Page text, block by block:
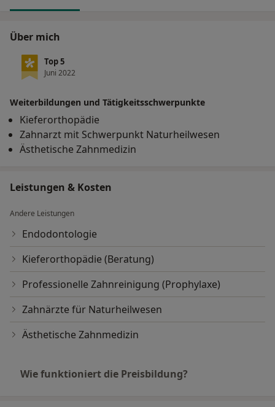
Über mich
Top 5
Juni 2022
Weiterbildungen und Tätigkeitsschwerpunkte
Kieferorthopädie
Zahnarzt mit Schwerpunkt Naturheilwesen
Ästhetische Zahnmedizin
Leistungen & Kosten
Andere Leistungen
Endodontologie
Kieferorthopädie (Beratung)
Professionelle Zahnreinigung (Prophylaxe)
Zahnärzte für Naturheilwesen
Ästhetische Zahnmedizin
Wie funktioniert die Preisbildung?